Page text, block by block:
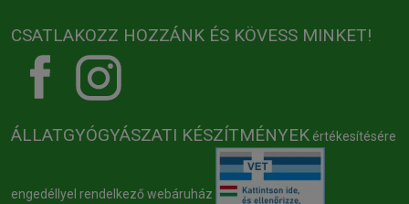
CSATLAKOZZ HOZZÁNK ÉS KÖVESS MINKET!
ÁLLATGYÓGYÁSZATI KÉSZÍTMÉNYEK értékesítésére
engedéllyel rendelkező webáruház